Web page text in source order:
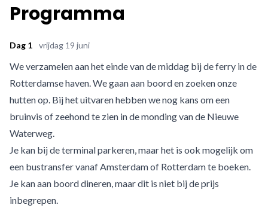
Programma
Dag 1 vrijdag 19 juni
We verzamelen aan het einde van de middag bij de ferry in de
Rotterdamse haven. We gaan aan boord en zoeken onze
hutten op. Bij het uitvaren hebben we nog kans om een
bruinvis of zeehond te zien in de monding van de Nieuwe
Waterweg.
Je kan bij de terminal parkeren, maar het is ook mogelijk om
een bustransfer vanaf Amsterdam of Rotterdam te boeken.
Je kan aan boord dineren, maar dit is niet bij de prijs
inbegrepen.